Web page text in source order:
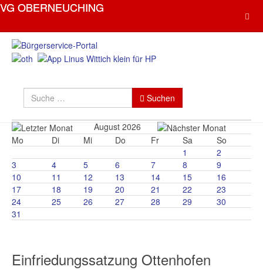
Suchen Suchen
August 2026
Mo
Di Mi Do Fr Sa
So
1
2
3
4 5 6 7 8
9
10
11 12 13 14 15
16
17
18 19 20 21 22
23
24
25 26 27 28 29
30
31
Einfriedungssatzung Ottenhofen